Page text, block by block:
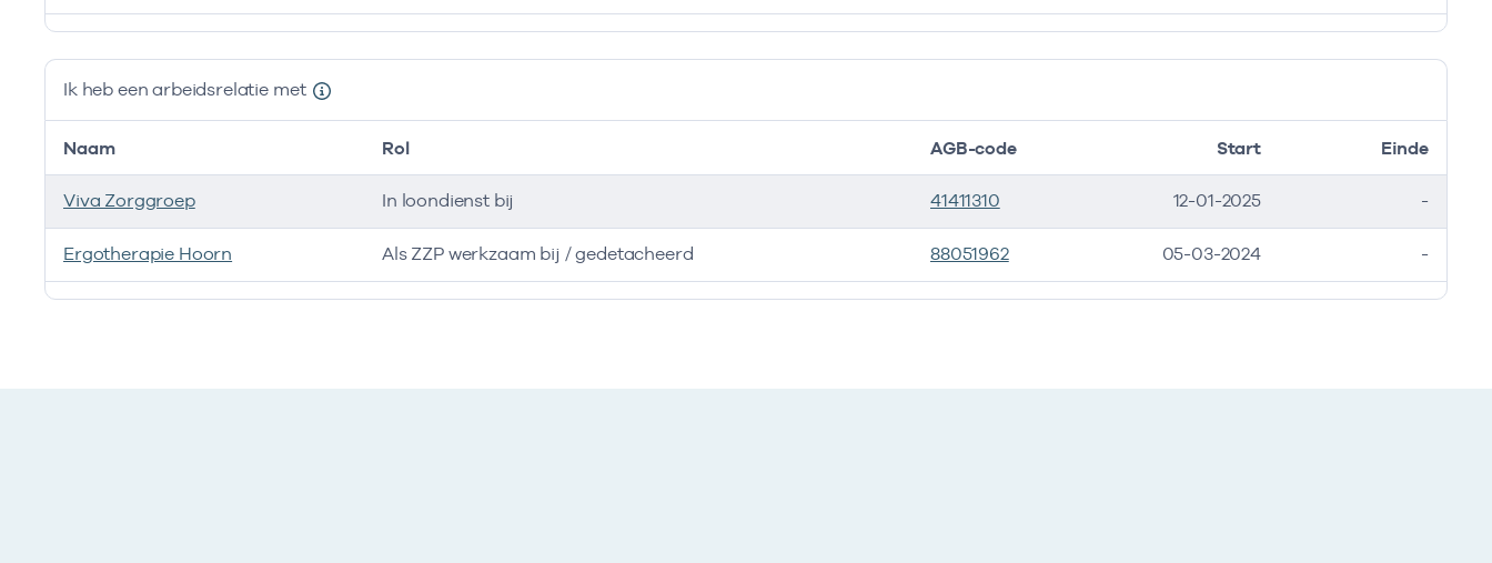
Ik ben werkzaam bij de volgende vestigingen
Ik heb een arbeidsrelatie met
Ik heb een arbeidsrelatie met
Naam Rol AGB-code Start Einde
Viva Zorggroep In loondienst bij 41411310 12-01-2025 -
Ergotherapie Hoorn Als ZZP werkzaam bij / gedetacheerd 88051962 05-03-2024 -